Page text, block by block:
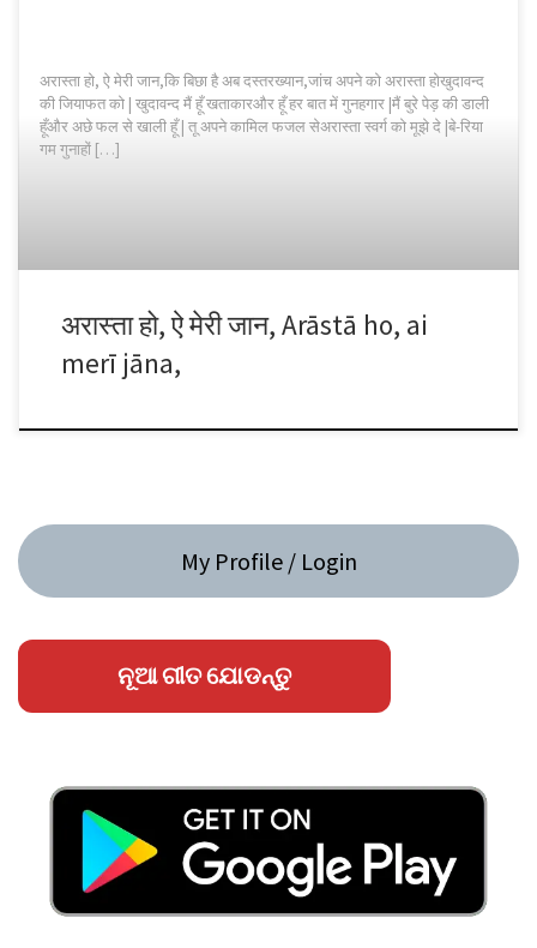
अरास्ता हो, ऐ मेरी जान,कि बिछा है अब दस्तरख्यान,जांच अपने को अरास्ता होखुदावन्द
की जियाफत को | खुदावन्द मैं हूँ खताकारऔर हूँ हर बात में गुनहगार |मैं बुरे पेड़ की डाली
हूँऔर अछे फल से खाली हूँ | तू अपने कामिल फजल सेअरास्ता स्वर्ग को मूझे दे |बे-रिया
गम गुनाहों […]
अरास्ता हो, ऐ मेरी जान, Arāstā ho, ai
merī jāna,
My Profile / Login
ନୂଆ ଗୀତ ଯୋଡନ୍ତୁ